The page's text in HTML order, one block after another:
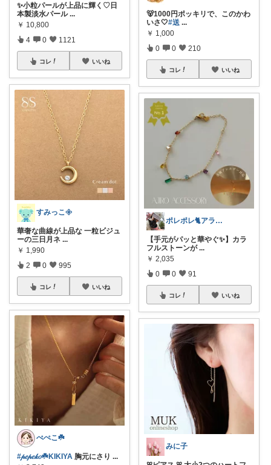
✨小粒パールが上品に輝く♡日
本製淡水パール ...
￥ 10,800
4 0 1121
コレ いいね
すみっこ𖧷
華奢な曲線が上品な 一粒ビジュ
ーの三日月ネ ...
￥ 1,990
2 0 995
コレ いいね
ぺぺこ☘️
#𝓅𝑒𝓅𝑒𝓀𝑜☘️KIKIYA 胸元にさり ...
🐻1000円ポッキリで、このかわ
いさ🤍#送 ...
￥ 1,000
0 0 210
コレ いいね
ポレポレ🐈アラフィフの可愛い図鑑
【手元がパッと華やぐ✨】カラ
フルストーンが ...
￥ 2,035
0 0 91
コレ いいね
みに子